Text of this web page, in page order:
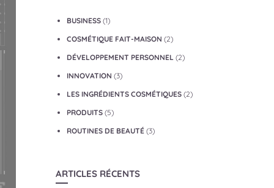
BUSINESS (1)
COSMÉTIQUE FAIT-MAISON (2)
DÉVELOPPEMENT PERSONNEL (2)
INNOVATION (3)
LES INGRÉDIENTS COSMÉTIQUES (2)
PRODUITS (5)
ROUTINES DE BEAUTÉ (3)
ARTICLES RÉCENTS